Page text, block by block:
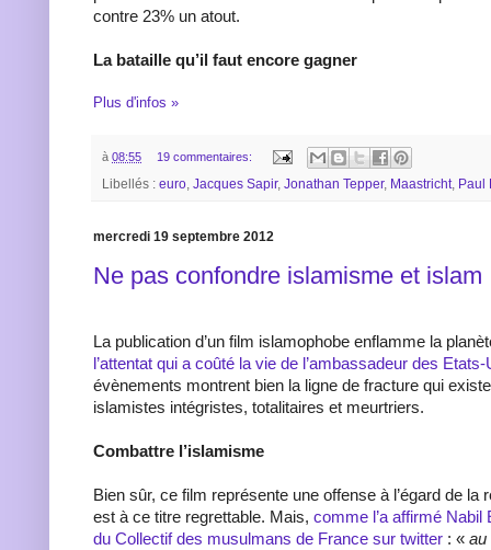
contre 23% un atout.
La bataille qu’il faut encore gagner
Plus d'infos »
à 08:55 19 commentaires:
Libellés : euro, Jacques Sapir, Jonathan Tepper, Maastricht, Paul
mercredi 19 septembre 2012
Ne pas confondre islamisme et islam
La publication d’un film islamophobe enflamme la
l’attentat qui a coûté la vie de l’ambassadeur des
évènements montrent bien la ligne de fracture qui
islamistes intégristes, totalitaires et meurtriers.
Combattre l’islamisme
Bien sûr, ce film représente une offense à l’égard de la
est à ce titre regrettable. Mais, comme l’a affirmé Nabil
du Collectif des musulmans de France sur twitter : « au